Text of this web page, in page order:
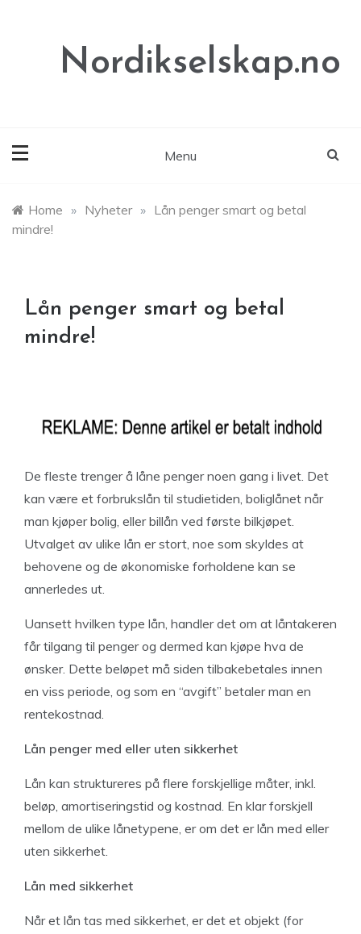
Nordikselskap.no
Menu
Home » Nyheter » Lån penger smart og betal
mindre!
Lån penger smart og betal
mindre!
De fleste trenger å låne penger noen gang i livet. Det
kan være et forbrukslån til studietiden, boliglånet når
man kjøper bolig, eller billån ved første bilkjøpet.
Utvalget av ulike lån er stort, noe som skyldes at
behovene og de økonomiske forholdene kan se
annerledes ut.
Uansett hvilken type lån, handler det om at låntakeren
får tilgang til penger og dermed kan kjøpe hva de
ønsker. Dette beløpet må siden tilbakebetales innen
en viss periode, og som en “avgift” betaler man en
rentekostnad.
Lån penger med eller uten sikkerhet
Lån kan struktureres på flere forskjellige måter, inkl.
beløp, amortiseringstid og kostnad. En klar forskjell
mellom de ulike lånetypene, er om det er lån med eller
uten sikkerhet.
Lån med sikkerhet
Når et lån tas med sikkerhet, er det et objekt (for